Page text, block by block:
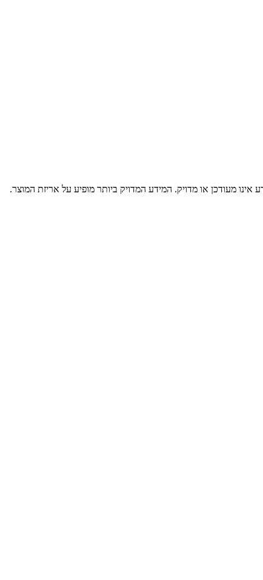
מעודכן או מדויק. המידע המדויק ביותר מופיע על אריזת המוצר.